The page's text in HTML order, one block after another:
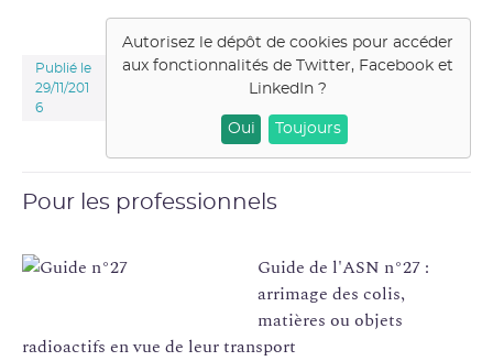
Publié le
29/11/201
6
Autorisez le dépôt de cookies pour accéder
aux fonctionnalités deTwitter, Facebook et
LinkedIn ?
Oui Toujours
Pour les professionnels
Guide de l'ASN n°27 :
arrimage des colis,
matières ou objets
radioactifs en vue de leur transport